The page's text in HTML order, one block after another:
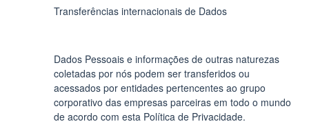
Transferências internacionais de Dados
Dados Pessoais e informações de outras naturezas
coletadas por nós podem ser transferidos ou
acessados por entidades pertencentes ao grupo
corporativo das empresas parceiras em todo o mundo
de acordo com esta Política de Privacidade.